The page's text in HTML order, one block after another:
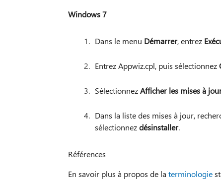
Windows 7
Dans le menu Démarrer, entrez
Entrez Appwiz.cpl, puis sélectionnez
SélectionnezAfficher les mises à
Dans la liste des mises à jour,
sélectionnezdésinstaller.
Références
En savoir plus à propos de la terminologie